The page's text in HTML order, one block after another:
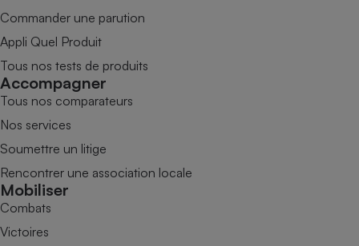
Commander une parution
Appli Quel Produit
Tous nos tests de produits
Accompagner
Tous nos comparateurs
Nos services
Soumettre un litige
Rencontrer une association locale
Mobiliser
Combats
Victoires